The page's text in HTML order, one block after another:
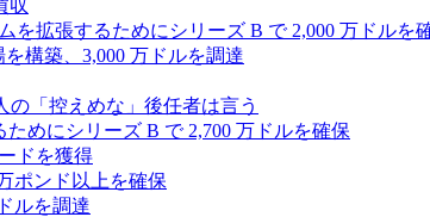
収
を拡張するためにシリーズ B で 2,000 万ドルを
構築、3,000 万ドルを調達
の「控えめな」後任者は言う
めにシリーズ B で 2,700 万ドルを確保
ドを獲得
ポンド以上を確保
ルを調達